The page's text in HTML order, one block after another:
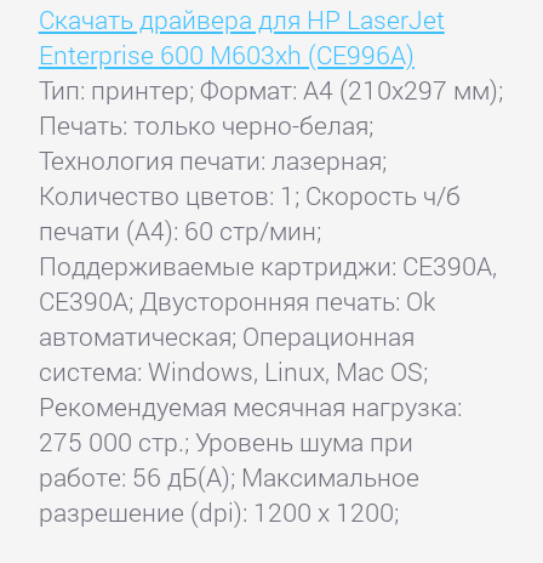
Скачать драйвера для HP LaserJet
Enterprise 600 M603xh (CE996A)
Тип: принтер; Формат: A4 (210x297 мм);
Печать: только черно-белая;
Технология печати: лазерная;
Количество цветов: 1; Скорость ч/б
печати (А4): 60 стр/мин;
Поддерживаемые картриджи: CE390A,
CE390A; Двусторонняя печать: Ok
автоматическая; Операционная
система: Windows, Linux, Mac OS;
Рекомендуемая месячная нагрузка:
275 000 стр.; Уровень шума при
работе: 56 дБ(А); Максимальное
разрешение (dpi): 1200 x 1200;